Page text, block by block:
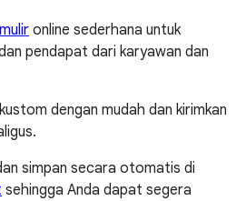
online sederhana untuk
pendapat dari karyawan dan
dengan mudah dan kirimkan
simpan secara otomatis di
sehingga Anda dapat segera